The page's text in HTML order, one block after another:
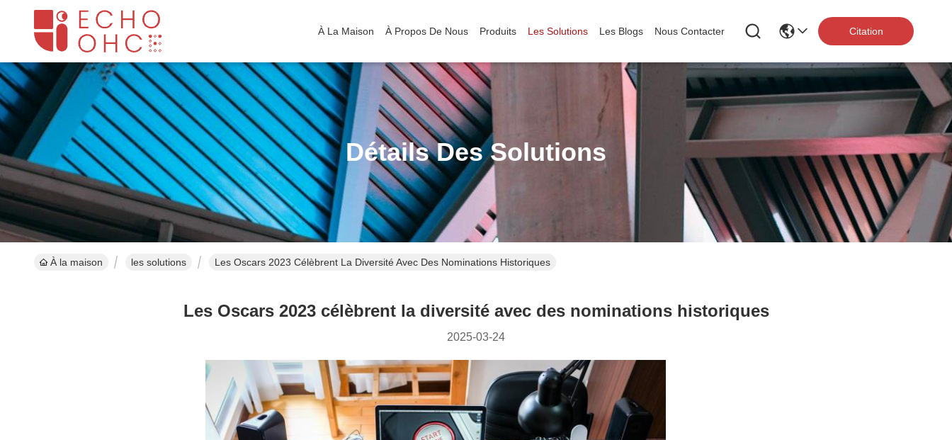
À La Maison À Propos De Nous Produits Les Solutions Les Blogs Nous Contacter Citation
Détails Des Solutions
À la maison les solutions Les Oscars 2023 Célèbrent La Diversité Avec Des Nominations Historiques
Les Oscars 2023 célèbrent la diversité avec des nominations historiques
2025-03-24